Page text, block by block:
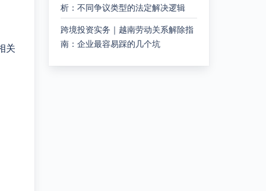
关
析：不同争议类型的法定解决逻辑
跨境投资实务｜越南劳动关系解除指
南：企业最容易踩的几个坑